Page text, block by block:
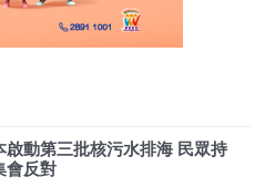
啟動第三批核污水排海 民眾持
會反對